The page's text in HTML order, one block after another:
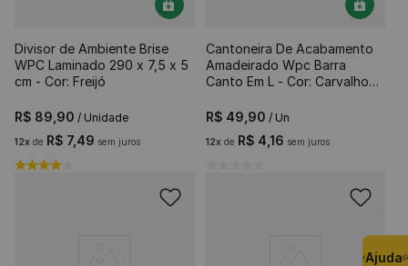
Ajuda
Divisor de Ambiente Brise
WPC Laminado 290 x 7,5 x 5
cm - Cor: Freijó
R$ 89 90 / Unidade
12x de R$ 7, 49 sem juros
Cantoneira De Acabamento
Amadeirado Wpc Barra
Canto Em L - Cor: Carvalho
R$ 49 90 / Un
12x de R$ 4 16 sem juros